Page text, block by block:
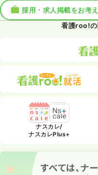
採用・求人掲載をお考
看護roo!の
ナスカレ/
ナスカレPlus+